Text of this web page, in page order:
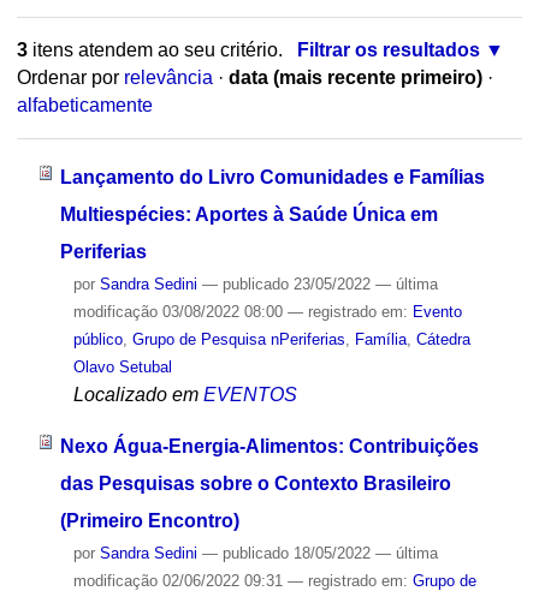
3itens atendem ao seu critério.
Filtrar os resultados
Ordenar por relevância · data (mais recente primeiro) ·
alfabeticamente
Lançamento do Livro Comunidades e Famílias
Multiespécies: Aportes à Saúde Única em
Periferias
por Sandra Sedini — publicado23/05/2022 — última
modificação03/08/2022 08:00 — registrado em: Evento
público, Grupo de Pesquisa nPeriferias Família, Cátedra
Olavo Setubal
Localizado em EVENTOS
Nexo Água-Energia-Alimentos: Contribuições
das Pesquisas sobre o Contexto Brasileiro
(Primeiro Encontro)
por Sandra Sedini — publicado18/05/2022 — última
modificação02/06/2022 09:31 — registrado em: Grupo de